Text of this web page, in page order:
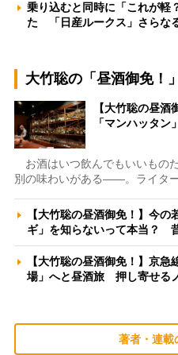
乗り込むと同時に「これが軽
た 「日産ルークス」さらな
大竹聡の「昼酒御免！」
【大竹聡の昼酒
「マンハッタ
お酒はいつ飲んでもいいもの
別の味わいがある――。ライタ
【大竹聡の昼酒御免！】今
ギ」を知らないって本当？
【大竹聡の昼酒御免！】京
場」へと昼酒旅 押し寄せる
著者・連載